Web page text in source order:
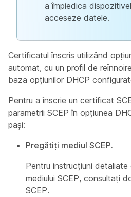
a împiedica
acceseze datele.
Certificatul înscris utilizând
automat, cu un profil de
baza opțiunilor DHCP
Pentru a înscrie un certificat
parametrii SCEP în opțiunea
pași:
Pregătiți mediul SCEP.
Pentru instrucțiuni
mediului SCEP, consultați
SCEP.